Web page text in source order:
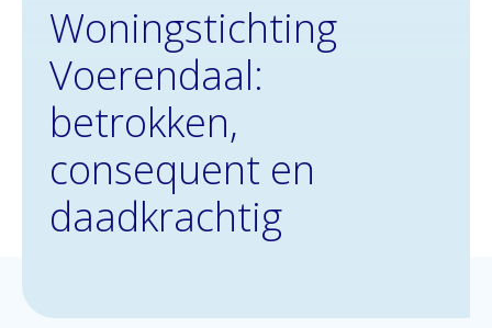
Woningstichting
Voerendaal:
betrokken,
consequent en
daadkrachtig